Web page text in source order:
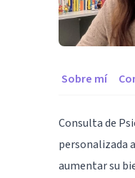
Sobre mí
Consulta de
personalizada
aumentar su